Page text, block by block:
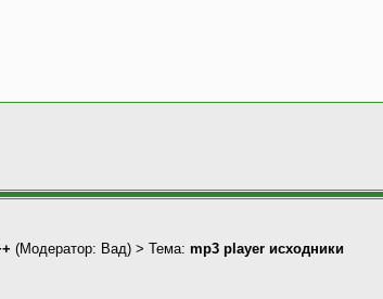
(Модератор: Вад) > Тема: mp3 player исходники